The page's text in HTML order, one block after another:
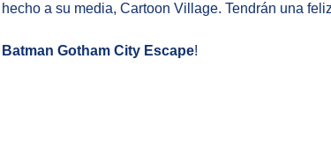
a su media, Cartoon Village. Tendrán una
Batman Gotham City Escape!